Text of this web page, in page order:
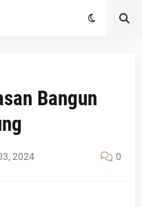
Bangun
2024 0